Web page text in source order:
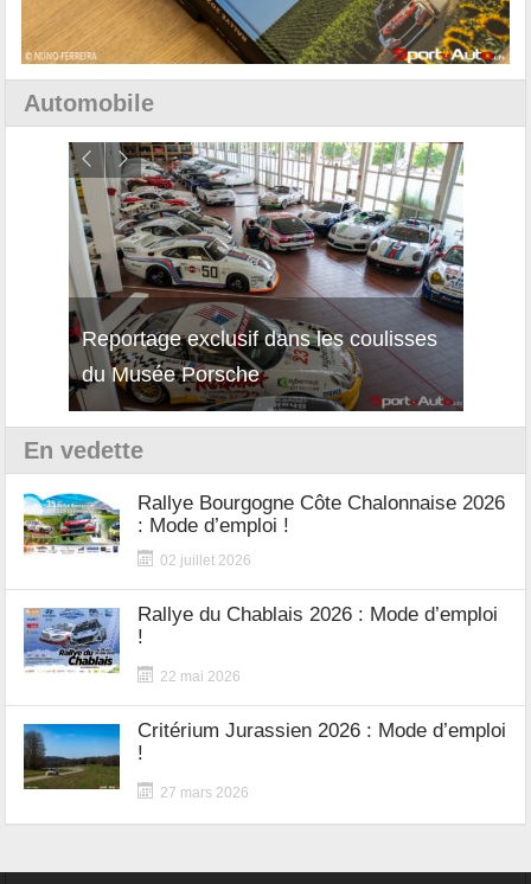
Automobile
Reportage exclusif dans les coulisses
du Musée Porsche
En vedette
Rallye Bourgogne Côte Chalonnaise 2026
: Mode d’emploi !
02 juillet 2026
Rallye du Chablais 2026 : Mode d’emploi
!
22 mai 2026
Critérium Jurassien 2026 : Mode d’emploi
!
27 mars 2026